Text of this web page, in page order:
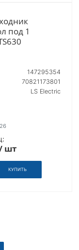
под 1
147295354
70821173801
LS Electric
шт
КУПИТЬ